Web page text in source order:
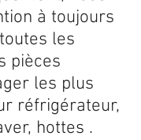
à toujours
les
pièces
les plus
réfrigérateur,
hottes .